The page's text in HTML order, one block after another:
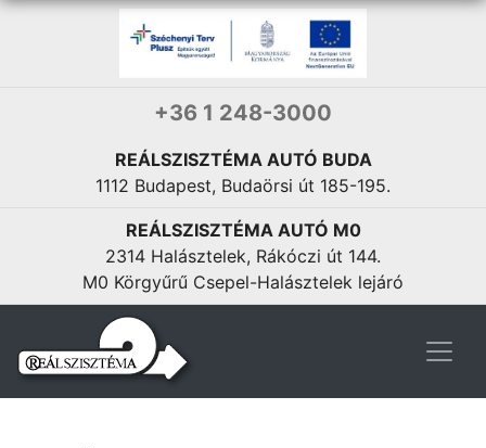
+36 1 248-3000
REÁLSZISZTÉMA AUTÓ BUDA
1112 Budapest, Budaörsi út 185-195.
REÁLSZISZTÉMA AUTÓ M0
2314 Halásztelek, Rákóczi út 144.
M0 Körgyűrű Csepel-Halásztelek lejáró